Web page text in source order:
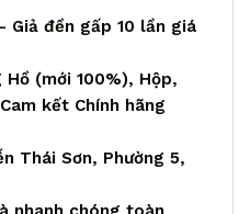
Giả đền gấp 10 lần giá
(mới 100%), Hộp,
kết Chính hãng
Thái Sơn, Phường 5,